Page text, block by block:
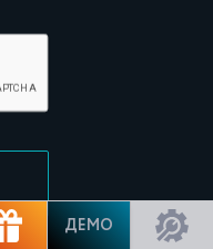
ДЕМО